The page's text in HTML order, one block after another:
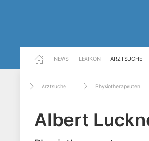
NEWS LEXIKON ARZTSUCHE
Arztsuche Physiotherapeuten
Albert